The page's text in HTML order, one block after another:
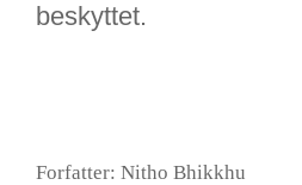
beskyttet.
Forfatter: Nitho Bhikkhu